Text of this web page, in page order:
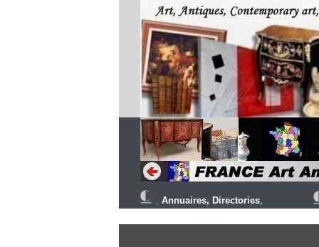
, Annuaires, Directories,